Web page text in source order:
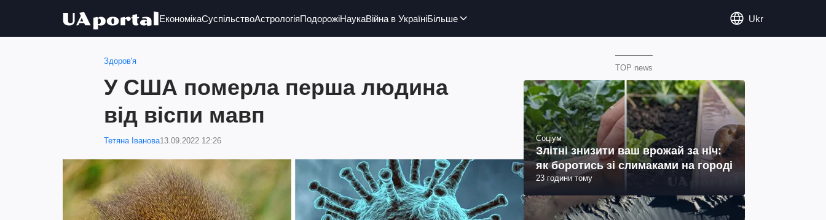
ЕкономікаСуспільствоАстрологіяПодорожіНаукаВійна в УкраїніБільше Ukr
Здоров'я
У США померла перша людина
від віспи мавп
Тетяна Іванова13.09.2022 12:26
TOP news
Соціум
Злітні знизити ваш врожай за ніч:
як боротись зі слимаками на городі
23 години тому